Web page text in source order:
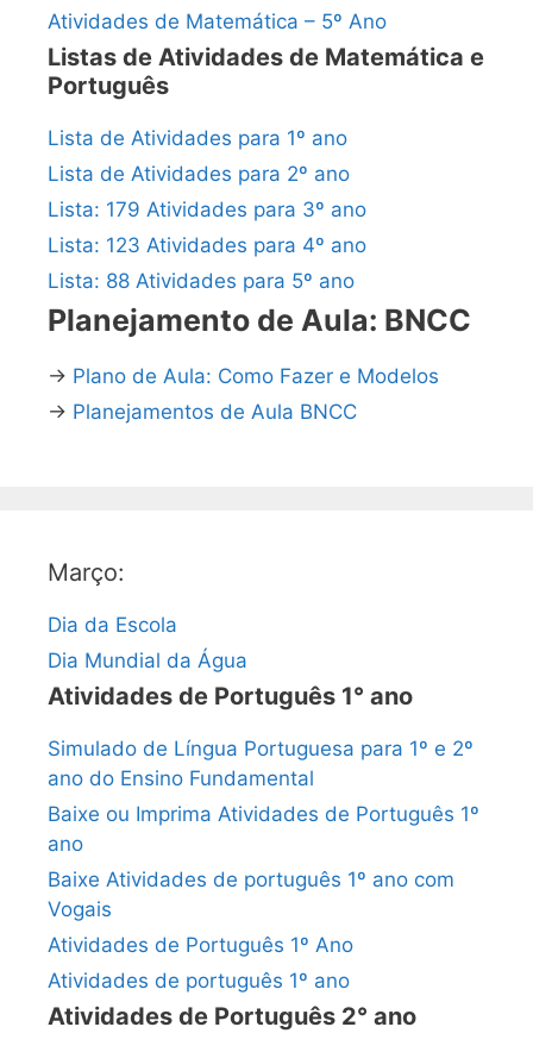
Atividades de Matemática – 5º Ano
Listas de Atividades de Matemática e
Português
Lista de Atividades para 1º ano
Lista de Atividades para 2º ano
Lista: 179 Atividades para 3º ano
Lista: 123 Atividades para 4º ano
Lista: 88 Atividades para 5º ano
Planejamento de Aula: BNCC
→ Plano de Aula: Como Fazer e Modelos
→ Planejamentos de Aula BNCC
Março:
Dia da Escola
Dia Mundial da Água
Atividades de Português 1° ano
Simulado de Língua Portuguesa para 1º e 2º
ano do Ensino Fundamental
Baixe ou Imprima Atividades de Português 1º
ano
Baixe Atividades de português 1º ano com
Vogais
Atividades de Português 1º Ano
Atividades de português 1º ano
Atividades de Português 2° ano